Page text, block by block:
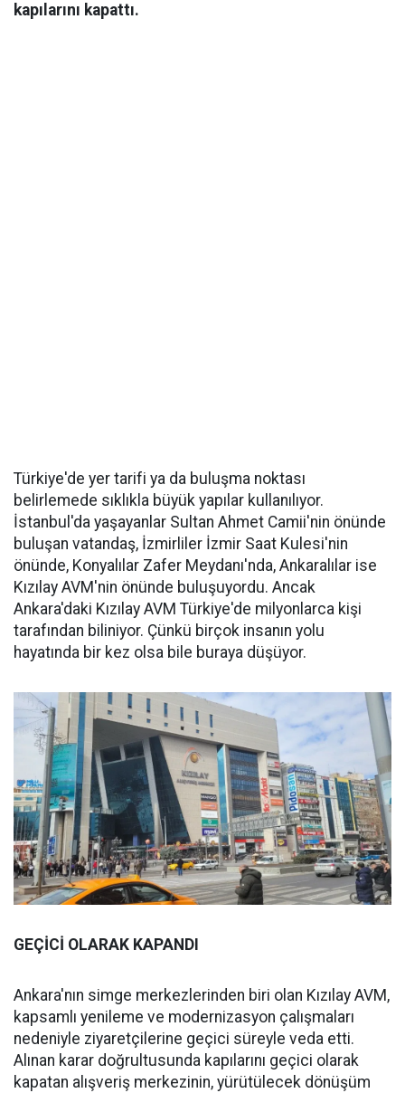
kapılarını kapattı.
Türkiye'de yer tarifi ya da buluşma noktası
belirlemede sıklıkla büyük yapılar kullanılıyor.
İstanbul'da yaşayanlar Sultan Ahmet Camii'nin önünde
buluşan vatandaş, İzmirliler İzmir Saat Kulesi'nin
önünde, Konyalılar Zafer Meydanı'nda, Ankaralılar ise
Kızılay AVM'nin önünde buluşuyordu. Ancak
Ankara'daki Kızılay AVM Türkiye'de milyonlarca kişi
tarafından biliniyor. Çünkü birçok insanın yolu
hayatında bir kez olsa bile buraya düşüyor.
GEÇİCİ OLARAK KAPANDI
Ankara'nın simge merkezlerinden biri olan Kızılay AVM,
kapsamlı yenileme ve modernizasyon çalışmaları
nedeniyle ziyaretçilerine geçici süreyle veda etti.
Alınan karar doğrultusunda kapılarını geçici olarak
kapatan alışveriş merkezinin, yürütülecek dönüşüm